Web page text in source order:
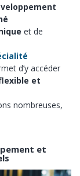
et de
d’y accéder
et
nombreuses,
et